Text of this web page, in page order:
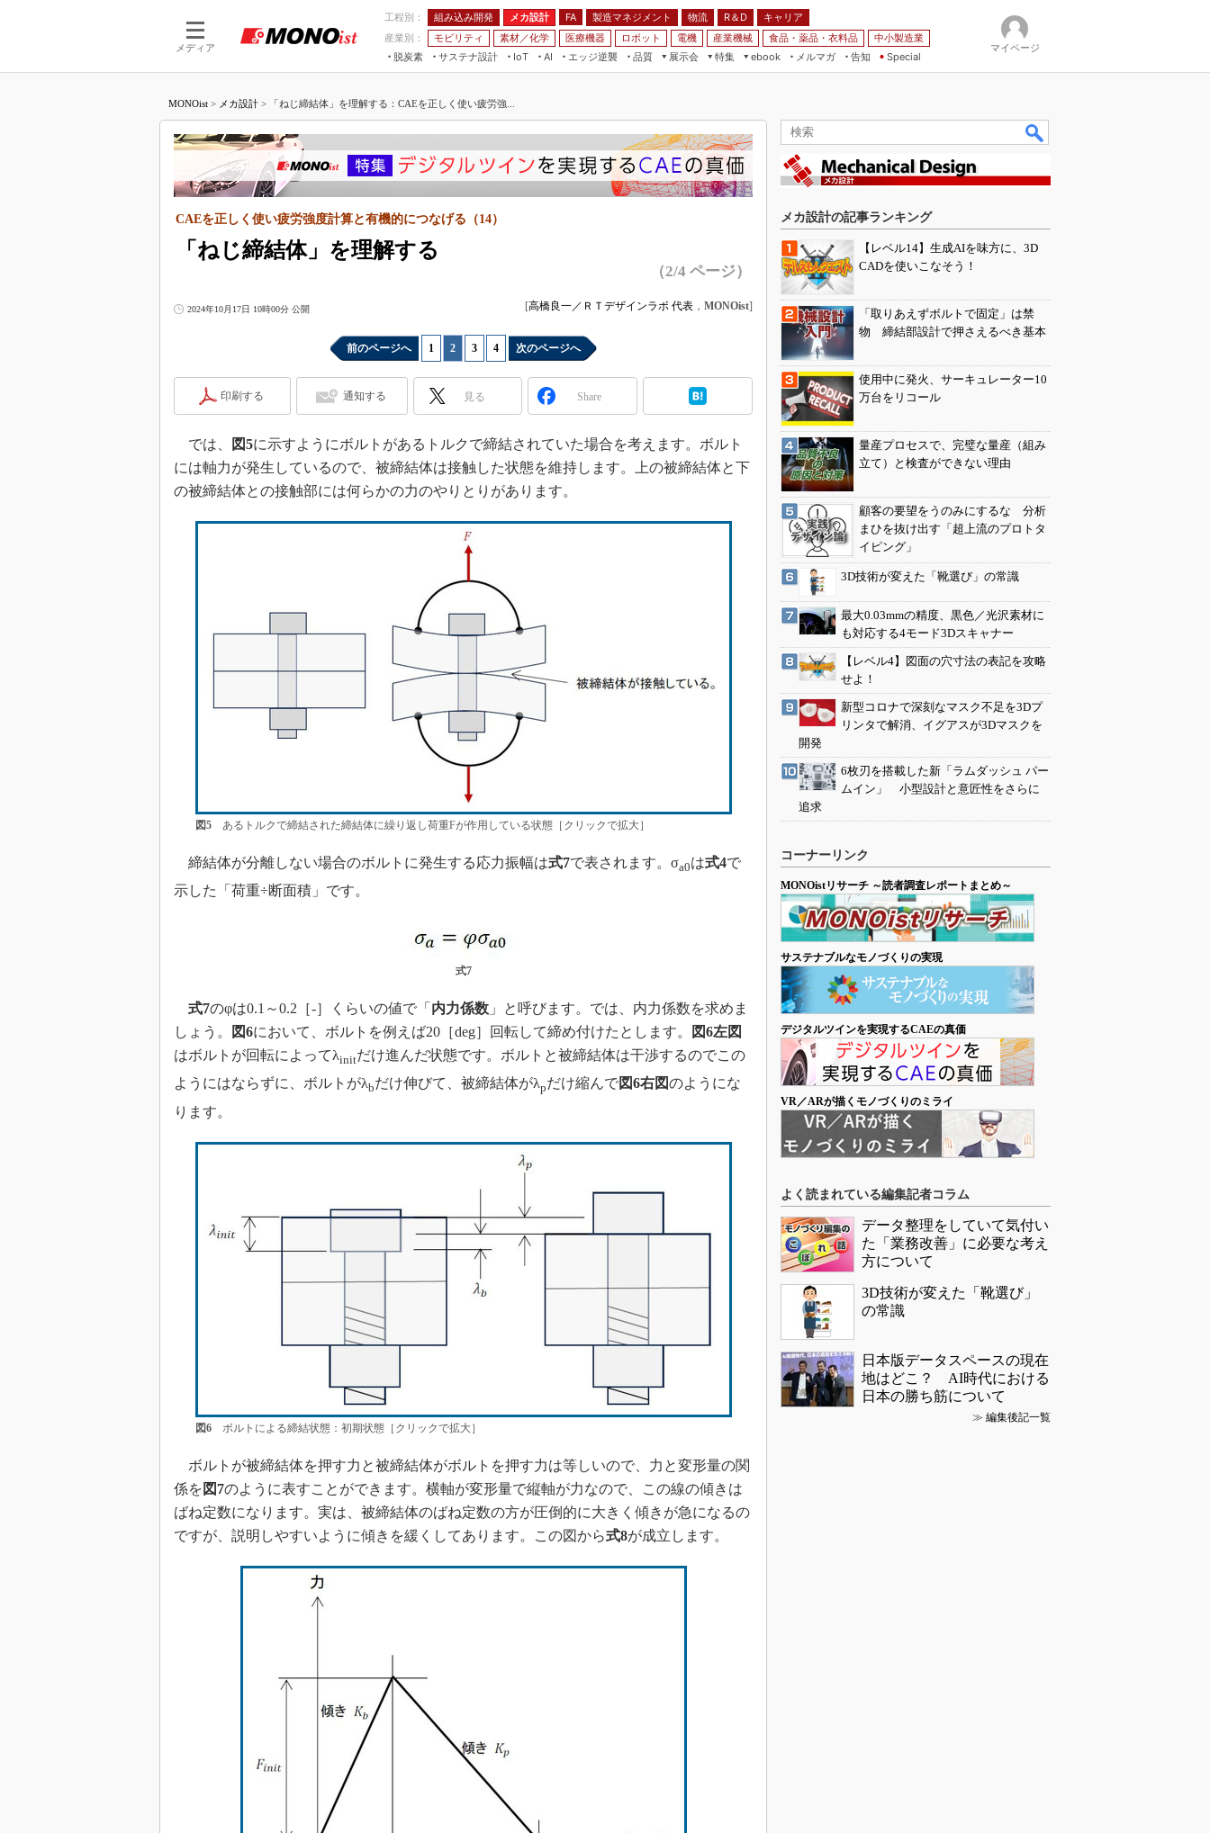
メディア
工程別： 組み込み開発 メカ設計 FA 製造マネジメント 物流 R＆D
キャリア
産業別：
モビリティ 素材／化学 医療機器 ロボット 電機 産業機械 食品・薬品・衣料品
中小製造業
脱炭素
サステナ設計
IoT
つながる工場
つながるサービス
AI
AI×設備保全
Physical AI
エッジ逆襲 品質
展示会
JIMTOF
組込み/エッジ コンピューティング
IIFES
国際ロボット展
ジャパンモビリティショー
スマート工場EXPO
EdgeTech+
日本ものづくりワールド
AUTOMOTIVE WORLD
特集
5G
VR／AR
フィールドサービス
Windows Embedded
ISO26262
無償設計ツール
3Dプリンタ
デジタルツインとCAE
S＆OP
インダストリー4.0
イノベーション
知財マネジメント
海外生産
グローバル設計・開発
制御セキュリティ
ebook
製造マネジメント
FA
モビリティ
メルマガ
告知 Special
マイページ
MONOist > メカ設計 > 「ねじ締結体」を理解する：CAEを正しく使い疲労強...
「ねじ締結体」を理解する
CAEを正しく使い疲労強度計算と有機的につなげる（14）
（2/4 ページ）
2024年10月17日 10時00分 公開 [高橋良一／ＲＴデザインラボ 代表 ， MONOist]
前のページへ 1 2 3 4 次のページへ
印刷する 通知する 見る Share
では、 図5に示すようにボルトがあるトルクで締結されていた場合を考えます。ボルト
には軸力が発生しているので、被締結体は接触した状態を維持します。上の被締結体と下
の被締結体との接触部には何らかの力のやりとりがあります。
図5あるトルクで締結された締結体に繰り返し荷重Fが作用している状態［クリックで拡大］
締結体が分離しない場合のボルトに発生する応力振幅は式7で表されます。σa0は式4で
示した「荷重÷断面積」です。
式7
式7のφは0.1～0.2［-］くらいの値で「 内力係数 」と呼びます。では、内力係数を求めま
しょう。
図6において、ボルトを例えば20［deg］回転して締め付けたとします。
図6左図
はボルトが回転によってλinitだけ進んだ状態です。ボルトと被締結体は干渉するのでこの
ようにはならずに、ボルトがλbだけ伸びて、被締結体がλpだけ縮んで図6右図のようにな
ります。
図6ボルトによる締結状態：初期状態［クリックで拡大］
ボルトが被締結体を押す力と被締結体がボルトを押す力は等しいので、力と変形量の関
係を 図7のように表すことができます。横軸が変形量で縦軸が力なので、この線の傾きは
ばね定数になります。実は、被締結体のばね定数の方が圧倒的に大きく傾きが急になるの
ですが、説明しやすいように傾きを緩くしてあります。この図から式8が成立します。
メカ設計の記事ランキング
【レベル14】生成AIを味方に、3D
CADを使いこなそう！
「取りあえずボルトで固定」は禁
物 締結部設計で押さえるべき基本
使用中に発火、サーキュレーター10
万台をリコール
量産プロセスで、完璧な量産（組み
立て）と検査ができない理由
顧客の要望をうのみにするな 分析
まひを抜け出す「超上流のプロトタ
イピング」
3D技術が変えた「靴選び」の常識
最大0.03mmの精度、黒色／光沢素材に
も対応する4モード3Dスキャナー
【レベル4】図面の穴寸法の表記を攻略
せよ！
新型コロナで深刻なマスク不足を3Dプ
リンタで解消、イグアスが3Dマスクを
開発
6枚刃を搭載した新「ラムダッシュ パー
ムイン」 小型設計と意匠性をさらに
追求
コーナーリンク
MONOistリサーチ ～読者調査レポートまとめ～
サステナブルなモノづくりの実現
デジタルツインを実現するCAEの真価
VR／ARが描くモノづくりのミライ
よく読まれている編集記者コラム
データ整理をしていて気付い
た「業務改善」に必要な考え
方について
3D技術が変えた「靴選び」
の常識
日本版データスペースの現在
地はどこ？ AI時代における
日本の勝ち筋について
≫ 編集後記一覧